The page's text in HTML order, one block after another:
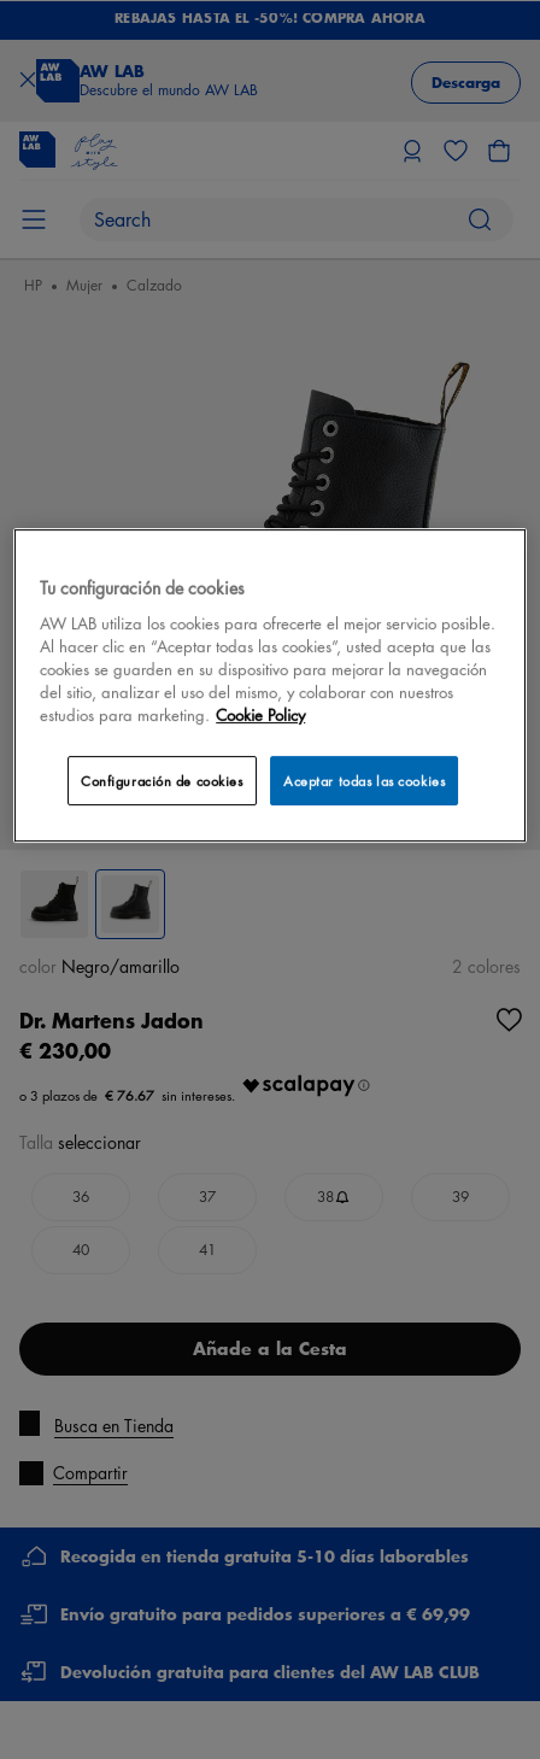
REBAJAS HASTA EL -50%! COMPRA AHORA
AW LAB
Descubre el mundo AW LAB Descarga
HP Mujer Calzado
Dr. Martens Jadon
€ 230,00
€ 76.67
color Negro/amarillo 2 colores
Talla seleccionar
36 37 38 39
40 41
Añade a la Cesta
Busca en Tienda
Compartir
Recogida en tienda gratuita 5-10 días laborables
Envío gratuito para pedidos superiores a € 69,99
Devolución gratuita para clientes del AW LAB CLUB
Tu configuración de cookies
AW LAB utiliza los cookies para ofrecerte el mejor servicio posible.
Al hacer clic en “Aceptar todas las cookies”, usted acepta que las
cookies se guarden en su dispositivo para mejorar la navegación
del sitio, analizar el uso del mismo, y colaborar con nuestros
estudios para marketing. Cookie Policy
Aceptar todas las cookies
Configuración de cookies